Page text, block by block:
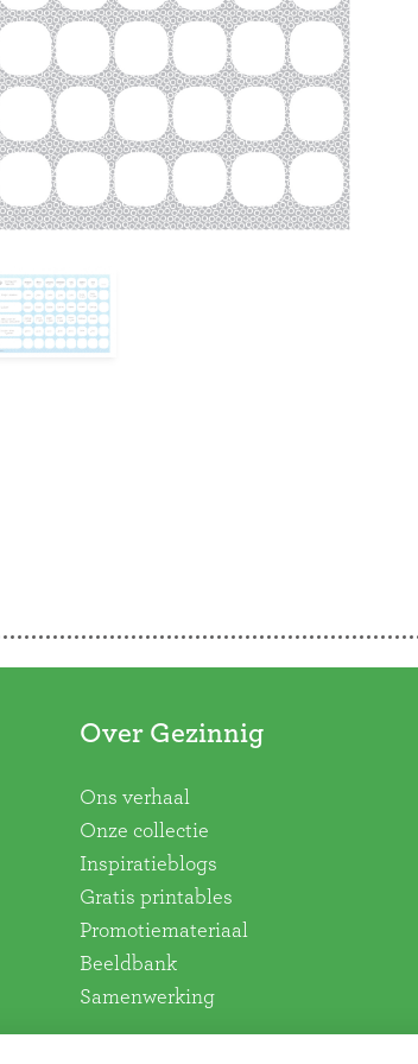
Over Gezinnig
Ons verhaal
Onze collectie
Inspiratieblogs
Gratis printables
Promotiemateriaal
Beeldbank
Samenwerking